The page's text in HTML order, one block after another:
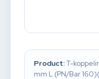
Product:T-
mm L (PN/Bar